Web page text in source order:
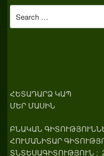
for:
ՀԵՏԱԴԱՐՁ ԿԱՊ
ՄԵՐ ՄԱՍԻՆ
ԲՆԱԿԱՆ
ՀՈՒՄԱՆԻՏԱՐ
ՏՆՏԵՍԱԳԻՏՈՒԹՅՈՒՆ :